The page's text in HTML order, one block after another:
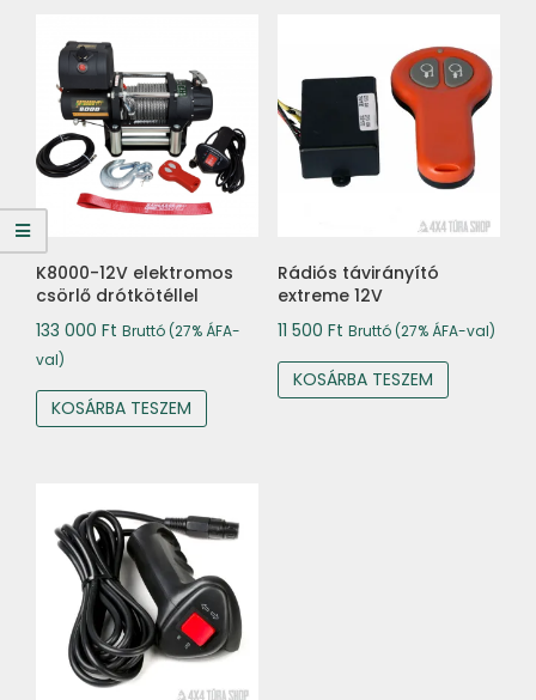
K8000-12V elektromos
csörlő drótkötéllel
133 000 Ft Bruttó (27% ÁFA-
val)
KOSÁRBA TESZEM
Rádiós távirányító
extreme 12V
11 500 Ft Bruttó (27% ÁFA-val)
KOSÁRBA TESZEM